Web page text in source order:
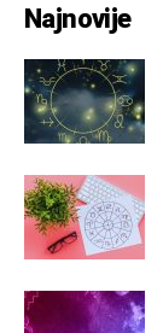
Najnovije